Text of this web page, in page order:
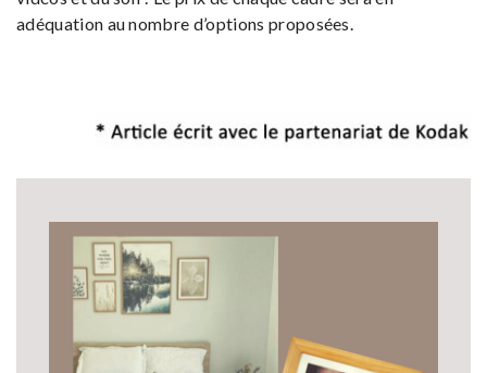
adéquation au nombre d’options proposées.